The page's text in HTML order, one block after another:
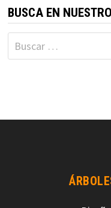
BUSCA EN